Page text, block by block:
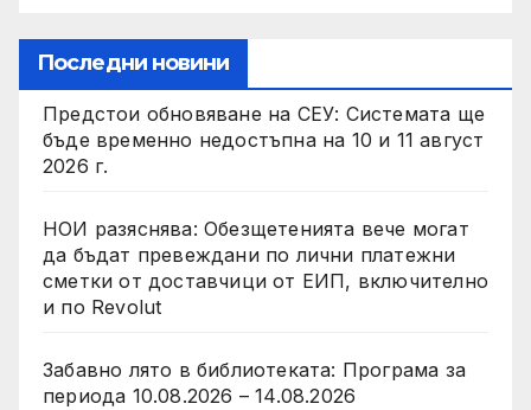
Последни новини
Предстои обновяване на СЕУ: Системата ще
бъде временно недостъпна на 10 и 11 август
2026 г.
НОИ разяснява: Обезщетенията вече могат
да бъдат превеждани по лични платежни
сметки от доставчици от ЕИП, включително
и по Revolut
Забавно лято в библиотекатa: Програма за
периода 10.08.2026 – 14.08.2026